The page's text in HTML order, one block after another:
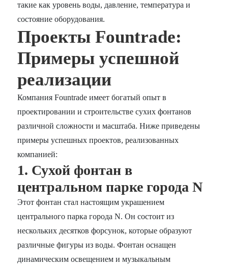
такие как уровень воды, давление, температура и
состояние оборудования.
Проекты Fountrade:
Примеры успешной
реализации
Компания Fountrade имеет богатый опыт в
проектировании и строительстве сухих фонтанов
различной сложности и масштаба. Ниже приведены
примеры успешных проектов, реализованных
компанией:
1. Сухой фонтан в
центральном парке города N
Этот фонтан стал настоящим украшением
центрального парка города N. Он состоит из
нескольких десятков форсунок, которые образуют
различные фигуры из воды. Фонтан оснащен
динамическим освещением и музыкальным